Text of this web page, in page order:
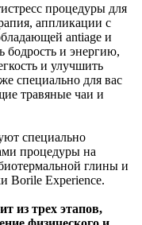
процедуры для
аппликации с
antiage и
бодрость и энергию,
и улучшить
специально для вас
травяные чаи и
специально
процедуры на
глины и
Borile Experience.
из трех этапов,